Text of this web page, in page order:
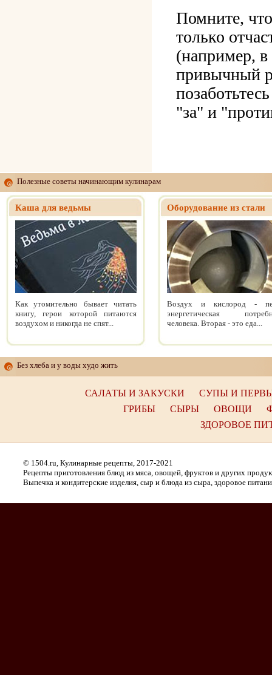
Помните,
только
(например,
привычный
"за" и
Полезные советы начинающим кулинарам
Каша для ведьмы
Как утомительно бывает читать
книгу, герои которой питаются
воздухом и никогда не спят...
Оборудование из стали
Воздух и кислород -
энергетическая
человека. Вторая - это еда...
Без хлеба и у воды худо жить
САЛАТЫ И ЗАКУСКИ
СУПЫ И
ГРИБЫ
СЫРЫ ОВОЩИ
ЗДОРОВОЕ
© 1504.ru, Кулинарные рецепты, 2017-2021
Рецепты приготовления блюд из мяса, овощей, фруктов и других
Выпечка и кондитерские изделия, сыр и блюда из сыра, здоровое